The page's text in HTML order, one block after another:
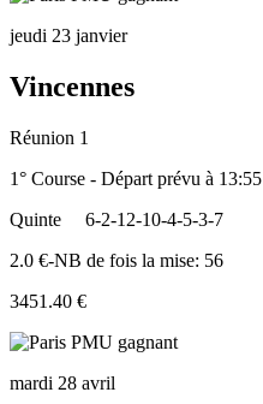
jeudi 23 janvier
Vincennes
Réunion 1
1° Course - Départ prévu à 13:55
Quinte
6-2-12-10-4-5-3-7
2.0 €-NB de fois la mise: 56
3451.40 €
mardi 28 avril